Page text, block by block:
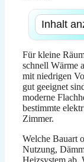
Inhalt
Für kleine
schnell Wärme
mit niedrigen
gut geeignet
moderne
bestimmte
Zimmer.
Welche Bauart
Nutzung,
Heizsystem ab.